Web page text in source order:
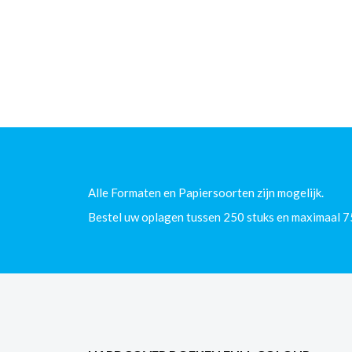
Alle Formaten en Papiersoorten zijn mogelijk.
Bestel uw oplagen tussen 250 stuks en maximaal